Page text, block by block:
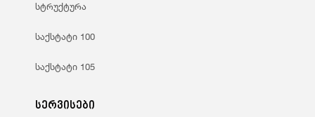
სტრუქტურა
საქსტატი 100
საქსტატი 105
სერვისები